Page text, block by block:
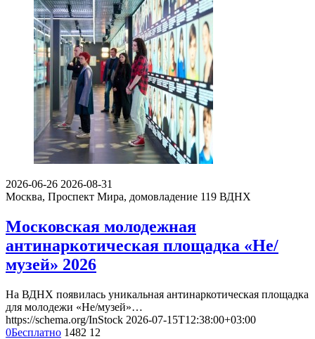
2026-06-26 2026-08-31
Москва, Проспект Мира, домовладение 119 ВДНХ
Московская молодежная
антинаркотическая площадка «Не/
музей» 2026
На ВДНХ появилась уникальная антинаркотическая площадка
для молодежи «Не/музей»…
https://schema.org/InStock 2026-07-15T12:38:00+03:00
0Бесплатно 1482 12